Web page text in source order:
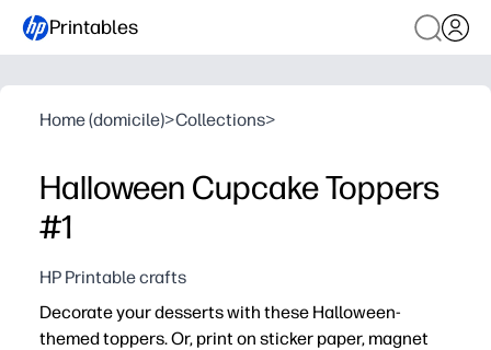
Printables
Home (domicile)>Collections>
Halloween Cupcake Toppers
#1
HP Printable crafts
Decorate your desserts with these Halloween-
themed toppers. Or, print on sticker paper, magnet